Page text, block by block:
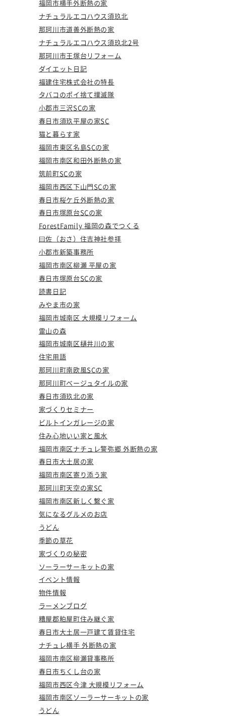
福岡市横手外断熱の家
ナチュラルエコハウス須玖北
那珂川市道善外断熱の家
ナチュラルエコハウス須玖北2号
那珂川市王塚台リフォーム
ダイエット日記
福建住宅株式会社の特長
タバコのポイ捨て撲滅隊
小郡市三沢SCの家
春日市須玖平屋の家SC
猫と暮らす家
福岡市東区名島SCの家
福岡市南区和田外断熱の家
筑前町SCの家
福岡市西区下山門SCの家
春日市桜ケ丘外断熱の家
春日市塚原台SCの家
ForestFamily 福岡の森でつくる
曰佐（おさ）住吉神社参拝
小郡市新築事務所
福岡市南区柳瀬 平屋の家
春日市塚原台SCの家
読書日記
みやま市の家
福岡市城南区 大規模リフォーム
雷山の森
福岡市城南区樋井川の家
住宅用語
那珂川町南欧風SCの家
那珂川町ベージュタイルの家
春日市須玖北の家
家づくりセミナー
ビルトインガレージの家
住み心地いい家と風水
福岡市南区ナチュレ警弥郷 外断熱の家
春日市大土居の家
福岡市南区寄り添う家
那珂川町天空の家SC
福岡市南区新しく繋ぐ家
気になるグルメのお店
うどん
季節の草花
家づくりの秘密
ソーラーサーキットの家
イベント情報
物件情報
ラーメンブログ
糟屋郡粕屋町住み継ぐ家
春日市大土居一戸建て賃貸住宅
ナチュレ横手 外断熱の家
福岡市南区柳瀬貸事務所
春日市ちくし台の家
福岡市西区今津 大規模リフォーム
福岡市南区ソーラーサーキットの家
うどん